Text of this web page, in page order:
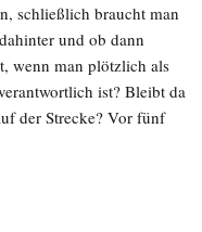
schließlich braucht man
und ob dann
wenn man plötzlich als
ist? Bleibt da
der Strecke? Vor fünf